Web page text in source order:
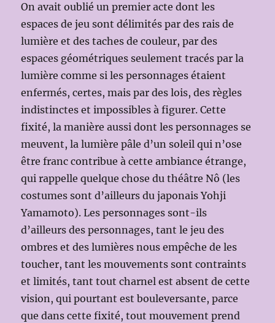
On avait oublié un premier acte dont les
espaces de jeu sont délimités par des rais de
lumière et des taches de couleur, par des
espaces géométriques seulement tracés par la
lumière comme si les personnages étaient
enfermés, certes, mais par des lois, des règles
indistinctes et impossibles à figurer. Cette
fixité, la manière aussi dont les personnages se
meuvent, la lumière pâle d’un soleil qui n’ose
être franc contribue à cette ambiance étrange,
qui rappelle quelque chose du théâtre Nô (les
costumes sont d’ailleurs du japonais Yohji
Yamamoto). Les personnages sont-ils
d’ailleurs des personnages, tant le jeu des
ombres et des lumières nous empêche de les
toucher, tant les mouvements sont contraints
et limités, tant tout charnel est absent de cette
vision, qui pourtant est bouleversante, parce
que dans cette fixité, tout mouvement prend